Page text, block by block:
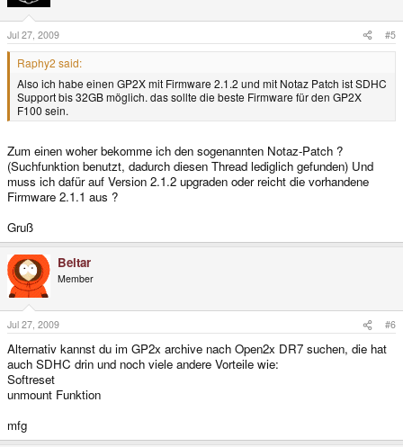
Jul 27, 2009 #5
Raphy2 said:
Also ich habe einen GP2X mit Firmware 2.1.2 und mit Notaz Patch ist SDHC
Support bis 32GB möglich. das sollte die beste Firmware für den GP2X
F100 sein.
Zum einen woher bekomme ich den sogenannten Notaz-Patch ?
(Suchfunktion benutzt, dadurch diesen Thread lediglich gefunden) Und
muss ich dafür auf Version 2.1.2 upgraden oder reicht die vorhandene
Firmware 2.1.1 aus ?
Gruß
Beltar
Member
Jul 27, 2009 #6
Alternativ kannst du im GP2x archive nach Open2x DR7 suchen, die hat
auch SDHC drin und noch viele andere Vorteile wie:
Softreset
unmount Funktion
mfg